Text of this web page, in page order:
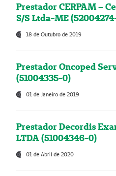
Prestador CERPAM –
S/S Ltda-ME
18 de Outubro de 2019
Prestador Oncoped
(51004335-0)
01 de Janeiro de 2019
Prestador Decordis
LTDA (51004346-0)
01 de Abril de 2020